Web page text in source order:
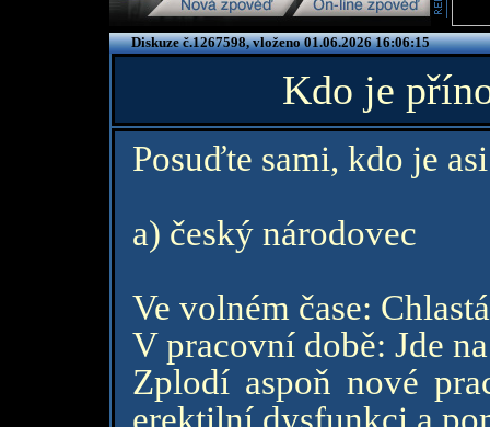
Diskuze č.1267598, vloženo 01.06.2026 16:06:15
Kdo je
Posuďte sami, kdo je
a) český národovec
Ve volném čase:
V pracovní době: Jde
Zplodí aspoň nové